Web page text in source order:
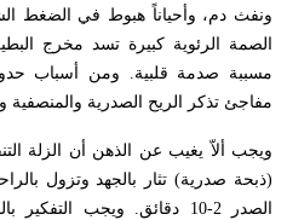
ونفث دم، وأحياناً هبوط في الضغط
الصمة الرئوية كبيرة تسد مخرج
مسببة صدمة قلبية. ومن أسباب
مفاجئ تذكر الريح الصدرية والمنصفية
ويجب ألاّ يغيب عن الذهن أن الزلة
(ذبحة صدرية) تثار بالجهد وتزول
الصدر 2-10 دقائق. ويجب